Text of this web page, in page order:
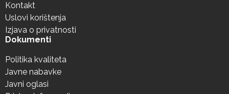
Kontakt
Uslovi korištenja
Izjava o privatnosti
Dokumenti
Politika kvaliteta
Javne nabavke
Javni oglasi